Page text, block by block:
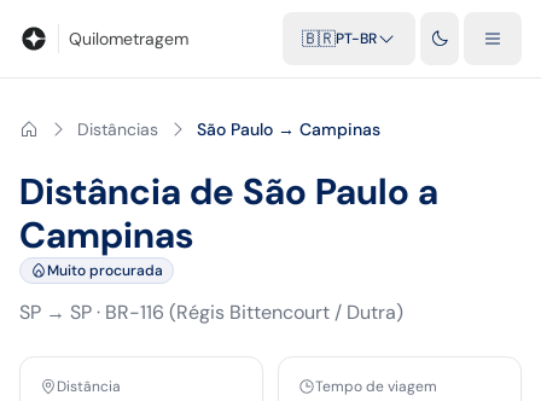
Quilometragem 🇧🇷PT-BR
Distâncias São Paulo → Campinas
Distância de São Paulo a
Campinas
Muito procurada
SP → SP· BR-116 (Régis Bittencourt / Dutra)
Distância Tempo de viagem